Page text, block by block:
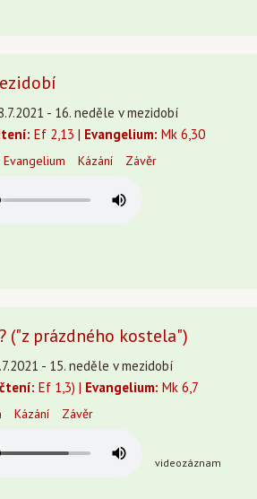
- 16. neděle v mezidobí
Ef 2,13 | Evangelium: Mk 6,30
Evangelium Kázání Závěr
("z prázdného kostela")
- 15. neděle v mezidobí
Ef 1,3) | Evangelium: Mk 6,7
Kázání Závěr
videozáznam